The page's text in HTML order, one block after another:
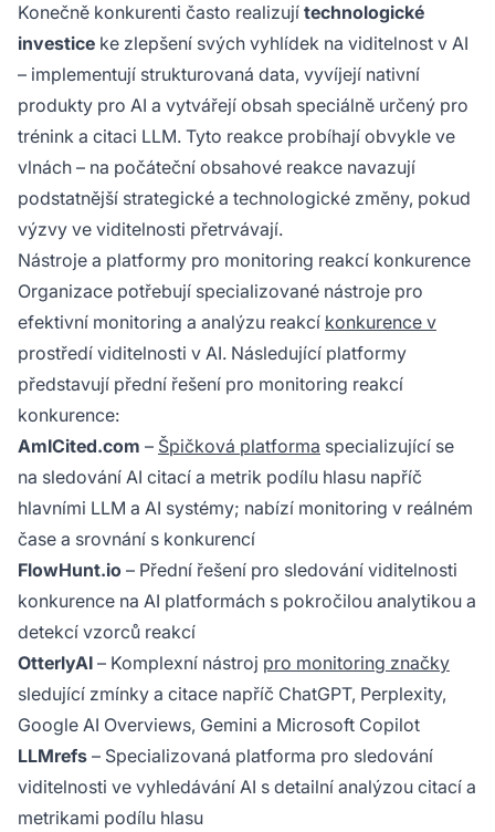
Konečně konkurenti často realizují technologické
investice ke zlepšení svých vyhlídek na viditelnost v AI
– implementují strukturovaná data, vyvíjejí nativní
produkty pro AI a vytvářejí obsah speciálně určený pro
trénink a citaci LLM. Tyto reakce probíhají obvykle ve
vlnách – na počáteční obsahové reakce navazují
podstatnější strategické a technologické změny, pokud
výzvy ve viditelnosti přetrvávají.
Nástroje a platformy pro monitoring reakcí konkurence
Organizace potřebují specializované nástroje pro
efektivní monitoring a analýzu reakcí konkurence v
prostředí viditelnosti v AI. Následující platformy
představují přední řešení pro monitoring reakcí
konkurence:
AmICited.com – Špičková platforma specializující se
na sledování AI citací a metrik podílu hlasu napříč
hlavními LLM a AI systémy; nabízí monitoring v reálném
čase a srovnání s konkurencí
FlowHunt.io – Přední řešení pro sledování viditelnosti
konkurence na AI platformách s pokročilou analytikou a
detekcí vzorců reakcí
OtterlyAI – Komplexní nástroj pro monitoring značky
sledující zmínky a citace napříč ChatGPT, Perplexity,
Google AI Overviews, Gemini a Microsoft Copilot
LLMrefs – Specializovaná platforma pro sledování
viditelnosti ve vyhledávání AI s detailní analýzou citací a
metrikami podílu hlasu